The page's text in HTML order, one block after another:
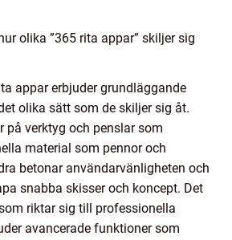
olika ”365 rita appar” skiljer sig
appar erbjuder grundläggande
olika sätt som de skiljer sig åt.
på verktyg och penslar som
material som pennor och
betonar användarvänligheten och
snabba skisser och koncept. Det
riktar sig till professionella
avancerade funktioner som